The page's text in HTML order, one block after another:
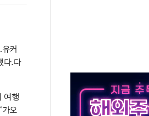
원전 VMI 협약…제어계측 부품 장기 공급
전 대덕구의회, 의장단 구성 '또' 무산
·권용택 공동대표 체제 공식 출범
팬사인회 개최와 함께 F.M.W 캠페인 마무리
브랜드 600여개 확대
커
다.다
여행
오